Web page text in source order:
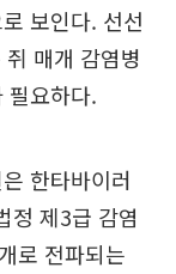
보인다. 선선
매개 감염병
필요하다.
한타바이러
제3급 감염
로 전파되는